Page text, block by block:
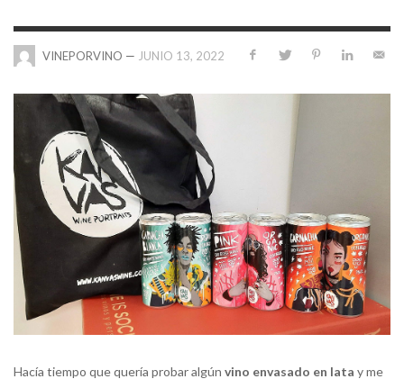
VINEPORVINO — JUNIO 13, 2022
Hacía tiempo que quería probar algún vino envasado en lata y me